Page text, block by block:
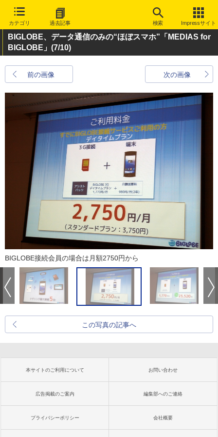
カテゴリ 過去記事 検索 Impressサイト
BIGLOBE、データ通信のみの“ほぼスマホ”「MEDIAS for
BIGLOBE」 (7/10)
前の画像 次の画像
BIGLOBE接続会員の場合は月額2750円から
この写真の記事へ
本サイトのご利用について お問い合わせ
広告掲載のご案内 編集部へのご連絡
プライバシーポリシー 会社概要